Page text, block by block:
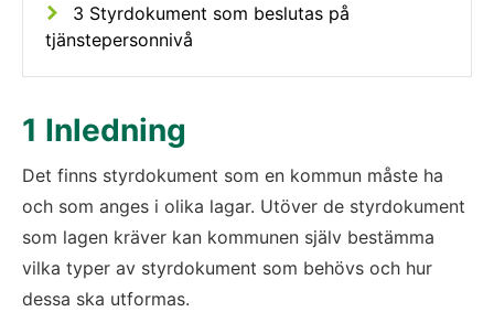
3 Styrdokument som beslutas på
tjänstepersonnivå
1 Inledning
Det finns styrdokument som en kommun måste ha
och som anges i olika lagar. Utöver de styrdokument
som lagen kräver kan kommunen själv bestämma
vilka typer av styrdokument som behövs och hur
dessa ska utformas.